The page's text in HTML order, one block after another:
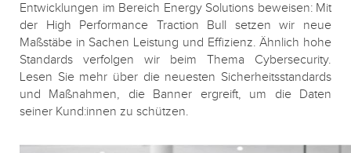
Entwicklungen im Bereich Energy Solutions beweisen: Mit
der High Performance Traction Bull setzen wir neue
Maßstäbe in Sachen Leistung und Effizienz. Ähnlich hohe
Standards verfolgen wir beim Thema Cybersecurity.
Lesen Sie mehr über die neuesten Sicherheitsstandards
und Maßnahmen, die Banner ergreift, um die Daten
seiner Kund:innen zu schützen.